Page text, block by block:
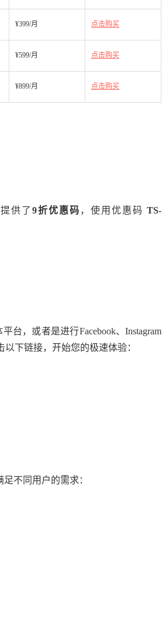
¥399/月 点击购买
¥599/月 点击购买
¥899/月 点击购买
供了9折优惠码 ，使用优惠码TS-
台，或者是进行Facebook、Instagram
下链接，开始您的极速体验：
不同用户的需求：